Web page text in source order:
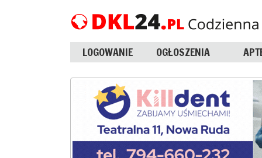
LOGOWANIE OGŁOSZENIA